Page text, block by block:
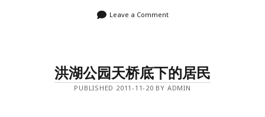
Leave a Comment
洪湖公园天桥底下的居民
PUBLISHED 2011-11-20 BY ADMIN